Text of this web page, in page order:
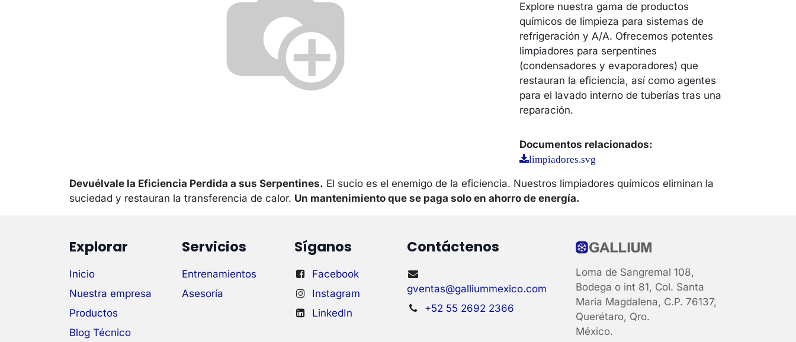
Explore nuestra gama de productos
químicos de limpieza para sistemas de
refrigeración y A/A. Ofrecemos potentes
limpiadores para serpentines
(condensadores y evaporadores) que
restauran la eficiencia, así como agentes
para el lavado interno de tuberías tras una
reparación.
Documentos relacionados:
limpiadores.svg
Devuélvale la Eficiencia Perdida a sus Serpentines. El sucio es el enemigo de la eficiencia. Nuestros limpiadores químicos eliminan la
suciedad y restauran la transferencia de calor. Un mantenimiento que se paga solo en ahorro de energía.
Explorar
Inicio
Nuestra empresa
Productos
Blog Técnico
Servicios
Entrenamientos
Asesoría
Síganos
Facebook
Instagram
LinkedIn
Contáctenos
gventas@galliummexico.com
+52 55 2692 2366
Loma de Sangremal 108,
Bodega o int 81, Col. Santa
Maria Magdalena, C.P. 76137,
Querétaro, Qro.
México.